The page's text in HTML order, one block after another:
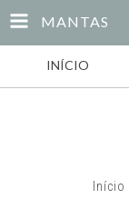
MANTAS
INÍCIO
Início